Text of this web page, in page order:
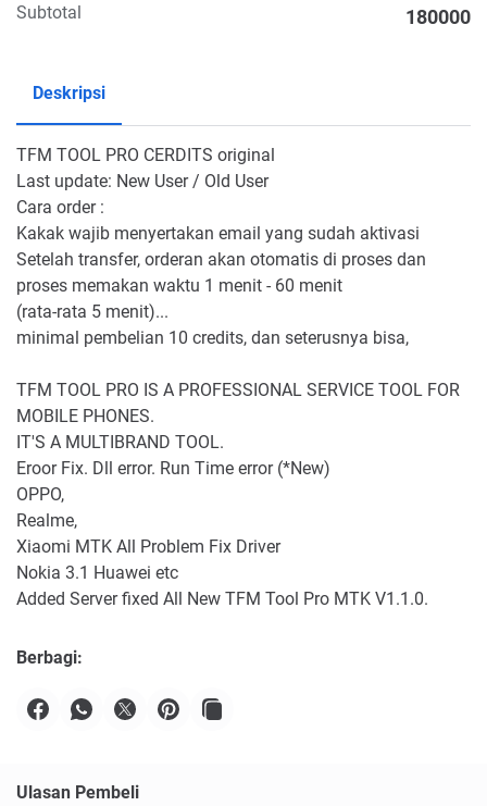
Subtotal 180000
Deskripsi
TFM TOOL PRO CERDITS original
Last update: New User / Old User
Cara order :
Kakak wajib menyertakan email yang sudah aktivasi
Setelah transfer, orderan akan otomatis di proses dan
proses memakan waktu 1 menit - 60 menit
(rata-rata 5 menit)...
minimal pembelian 10 credits, dan seterusnya bisa,
TFM TOOL PRO IS A PROFESSIONAL SERVICE TOOL FOR
MOBILE PHONES.
IT'S A MULTIBRAND TOOL.
Eroor Fix. Dll error. Run Time error (*New)
OPPO,
Realme,
Xiaomi MTK All Problem Fix Driver
Nokia 3.1 Huawei etc
Added Server fixed All New TFM Tool Pro MTK V1.1.0.
Berbagi:
Ulasan Pembeli